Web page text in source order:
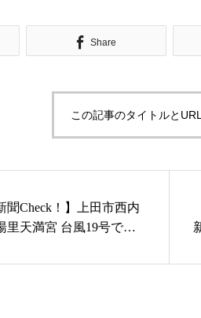
Share
この記事のタイトルと
聞Check！】上田市西内
里天満宮 台風19号で山
して修復目指し次代へ…